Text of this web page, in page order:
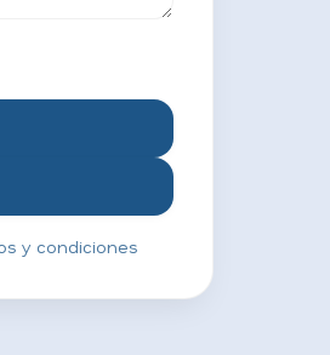
y condiciones